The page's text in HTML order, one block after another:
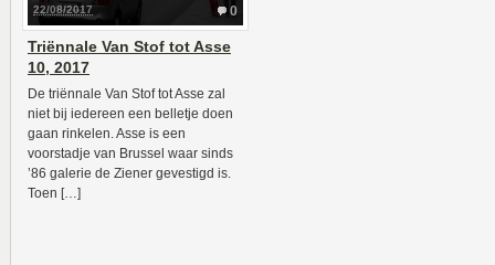
0
22/08/2017
Triënnale Van Stof tot Asse
10, 2017
De triënnale Van Stof tot Asse zal
niet bij iedereen een belletje doen
gaan rinkelen. Asse is een
voorstadje van Brussel waar sinds
’86 galerie de Ziener gevestigd is.
Toen […]